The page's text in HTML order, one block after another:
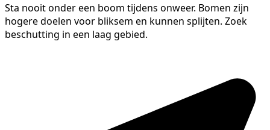
Sta nooit onder een boom tijdens onweer. Bomen zijn
hogere doelen voor bliksem en kunnen splijten. Zoek
beschutting in een laag gebied.